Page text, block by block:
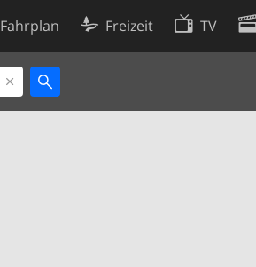
Fahrplan Freizeit TV
Cookie-Richtlinie
Cookie-Einstellungen